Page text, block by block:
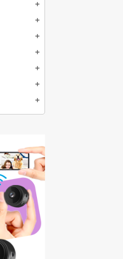
add
add
add
add
add
add
add